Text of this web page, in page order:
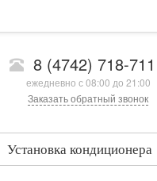
8 (4742) 718-711
ежедневно с 08:00 до 21:00
Заказать обратный звонок
Установка кондиционера